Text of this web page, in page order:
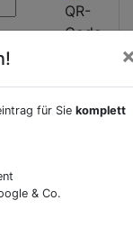
hinzufügen?
um
die
Sie sich von
für Sie komplett
& Co.